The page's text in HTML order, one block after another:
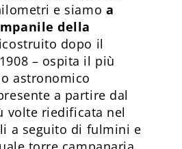
e siamo a
della
dopo il
– ospita il più
astronomico
a partire dal
volte riedificata nel
a seguito di fulmini e